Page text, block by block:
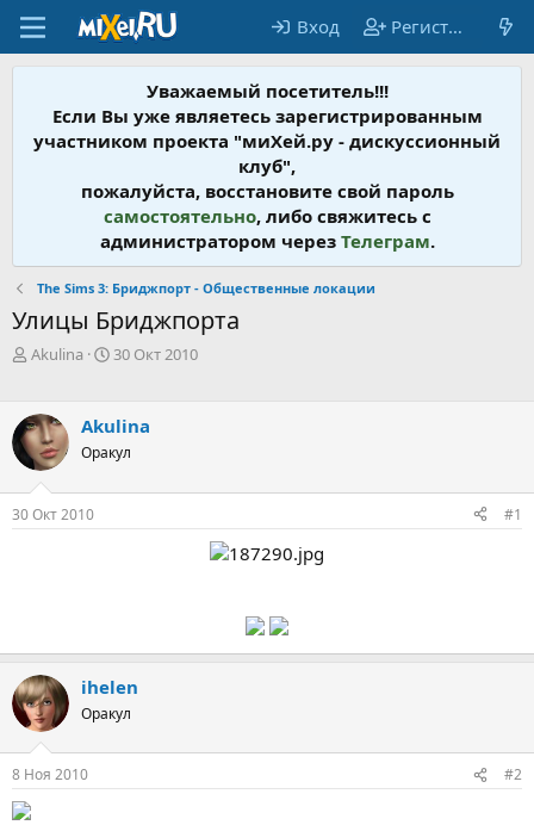
Вход Регистрация
Уважаемый посетитель!!!
Если Вы уже являетесь зарегистрированным
участником проекта "миХей.ру - дискусcионный
клуб",
пожалуйста, восстановите свой пароль
самостоятельно, либо свяжитесь с
администратором через Телеграм.
The Sims 3: Бриджпорт - Общественные локации
Улицы Бриджпорта
А
о
р
т
е
ы
Akulina
Д
а
н
а
л
30 Окт 2010
Akulina
Оракул
30 Окт 2010 #1
ihelen
Оракул
8 Ноя 2010 #2